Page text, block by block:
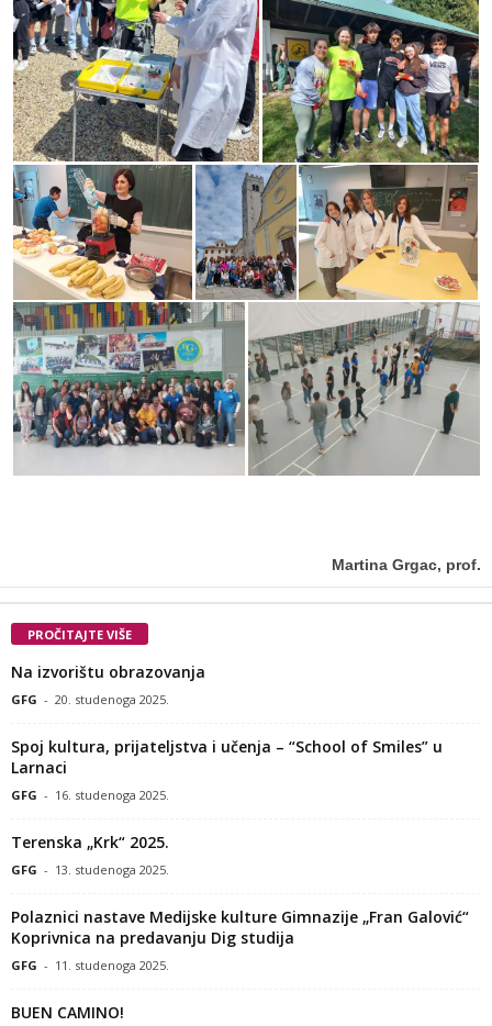
Martina Grgac, prof.
PROČITAJTE VIŠE
Na izvorištu obrazovanja
GFG - 20. studenoga 2025.
Spoj kultura, prijateljstva i učenja – “School of Smiles” u
Larnaci
GFG - 16. studenoga 2025.
Terenska „Krk“ 2025.
GFG - 13. studenoga 2025.
Polaznici nastave Medijske kulture Gimnazije „Fran Galović“
Koprivnica na predavanju Dig studija
GFG - 11. studenoga 2025.
BUEN CAMINO!